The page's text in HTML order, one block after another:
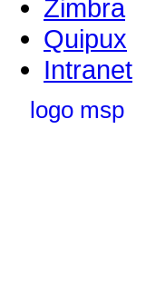
Zimbra
Quipux
Intranet